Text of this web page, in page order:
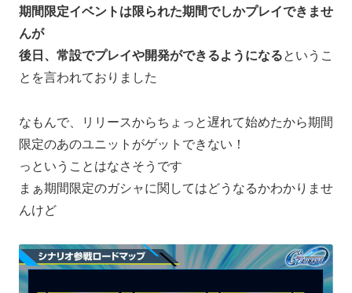
期間限定イベントは限られた期間でしかプレイできませ
んが
後日、常設でプレイや開発ができるようになるというこ
とを言われておりました
なもんで、リリースからちょっと遅れて始めたから期間
限定のあのユニットがゲットできない！
っということはなさそうです
まぁ期間限定のガシャに関してはどうなるかわかりませ
んけど